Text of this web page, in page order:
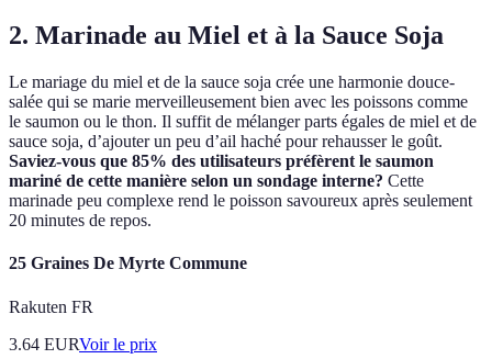
2. Marinade au Miel et à la Sauce Soja
Le mariage du miel et de la sauce soja crée une harmonie douce-
salée qui se marie merveilleusement bien avec les poissons comme
le saumon ou le thon. Il suffit de mélanger parts égales de miel et de
sauce soja, d’ajouter un peu d’ail haché pour rehausser le goût.
Saviez-vous que 85% des utilisateurs préfèrent le saumon
mariné de cette manière selon un sondage interne? Cette
marinade peu complexe rend le poisson savoureux après seulement
20 minutes de repos.
25 Graines De Myrte Commune
Rakuten FR
3.64 EURVoir le prix